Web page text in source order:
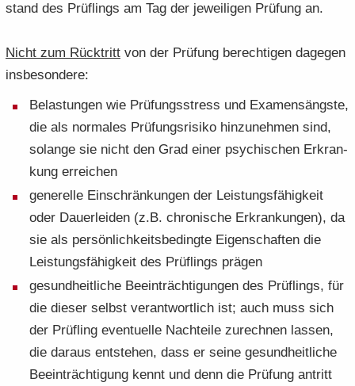
stand des Prüf­lings am Tag der je­wei­li­gen Prü­fung an.
Nicht zum Rück­tritt von der Prü­fung be­rech­ti­gen da­ge­gen
ins­be­son­de­re:
Be­las­tun­gen wie Prü­fungs­stress und Ex­amens­ängs­te,
die als nor­ma­les Prü­fungs­ri­si­ko hin­zu­neh­men sind,
so­lan­ge sie nicht den Grad einer psy­chi­schen Er­kran­
kung er­rei­chen
ge­ne­rel­le Ein­schrän­kun­gen der Leis­tungs­fä­hig­keit
oder Dau­er­lei­den (z.B. chro­ni­sche Er­kran­kun­gen), da
sie als per­sön­lich­keits­be­ding­te Ei­gen­schaf­ten die
Leis­tungs­fä­hig­keit des Prüf­lings prä­gen
ge­sund­heit­li­che Be­ein­träch­ti­gun­gen des Prüf­lings, für
die die­ser selbst ver­ant­wort­lich ist; auch muss sich
der Prüf­ling even­tu­el­le Nach­tei­le zu­rech­nen las­sen,
die dar­aus ent­ste­hen, dass er seine ge­sund­heit­li­che
Be­ein­träch­ti­gung kennt und denn die Prü­fung an­tritt